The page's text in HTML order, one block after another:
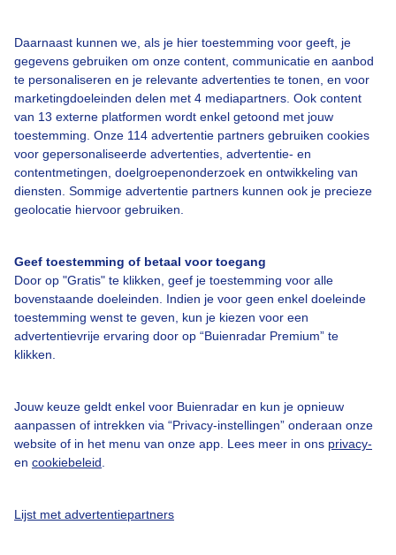
Daarnaast kunnen we, als je hier toestemming voor geeft, je
gegevens gebruiken om onze content, communicatie en aanbod
te personaliseren en je relevante advertenties te tonen, en voor
marketingdoeleinden delen met 4 mediapartners. Ook content
van 13 externe platformen wordt enkel getoond met jouw
toestemming. Onze 114 advertentie partners gebruiken cookies
voor gepersonaliseerde advertenties, advertentie- en
contentmetingen, doelgroepenonderzoek en ontwikkeling van
diensten. Sommige advertentie partners kunnen ook je precieze
geolocatie hiervoor gebruiken.
Geef toestemming of betaal voor toegang
Door op "Gratis" te klikken, geef je toestemming voor alle
bovenstaande doeleinden. Indien je voor geen enkel doeleinde
toestemming wenst te geven, kun je kiezen voor een
advertentievrije ervaring door op “Buienradar Premium” te
klikken.
Jouw keuze geldt enkel voor Buienradar en kun je opnieuw
aanpassen of intrekken via “Privacy-instellingen” onderaan onze
website of in het menu van onze app. Lees meer in ons privacy-
en cookiebeleid
Lijst met advertentiepartners
Bedrijfsgegevens
Veelgestelde vragen
Contact
Adverteren
Buienradar Team
Cookie beleid